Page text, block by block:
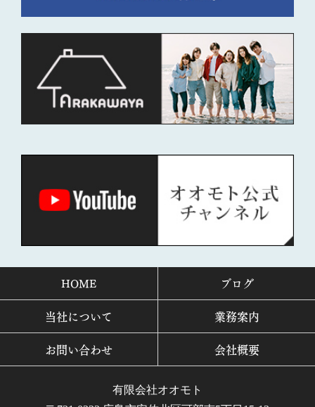
HOME
ブログ
当社について
業務案内
お問い合わせ
会社概要
有限会社オオモト